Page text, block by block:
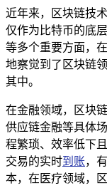
近年来，区块链技
仅作为比特币的底
等多个重要方面，
地察觉到了区块链
其中。
在金融领域，区块
供应链金融等具体
程繁琐、效率低下
交易的实时到账，
本，在医疗领域，